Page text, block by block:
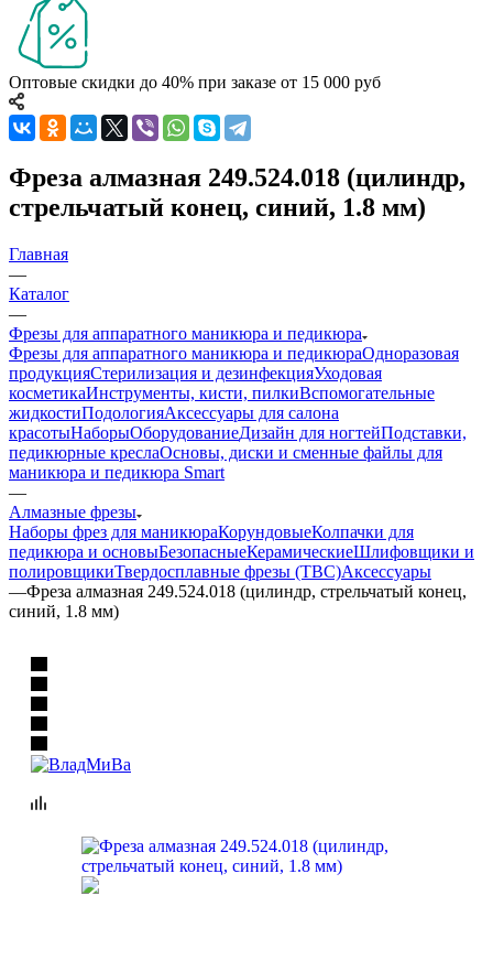
Оптовые скидки до 40% при заказе от 15 000 руб
Фреза алмазная 249.524.018 (цилиндр,
стрельчатый конец, синий, 1.8 мм)
Главная
—
Каталог
—
Фрезы для аппаратного маникюра и педикюра
Фрезы для аппаратного маникюра и педикюраОдноразовая
продукцияСтерилизация и дезинфекцияУходовая
косметикаИнструменты, кисти, пилкиВспомогательные
жидкостиПодологияАксессуары для салона
красотыНаборыОборудованиеДизайн для ногтейПодставки,
педикюрные креслаОсновы, диски и сменные файлы для
маникюра и педикюра Smart
—
Алмазные фрезы
Наборы фрез для маникюраКорундовыеКолпачки для
педикюра и основыБезопасныеКерамическиеШлифовщики и
полировщикиТвердосплавные фрезы (ТВС)Аксессуары
—Фреза алмазная 249.524.018 (цилиндр, стрельчатый конец,
синий, 1.8 мм)